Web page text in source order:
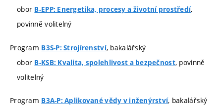
obor B-EPP: Energetika, procesy a životní prostředí,
povinně volitelný
Program B3S-P: Strojírenství, bakalářský
obor B-KSB: Kvalita, spolehlivost a bezpečnost, povinně
volitelný
Program B3A-P: Aplikované vědy v inženýrství, bakalářský